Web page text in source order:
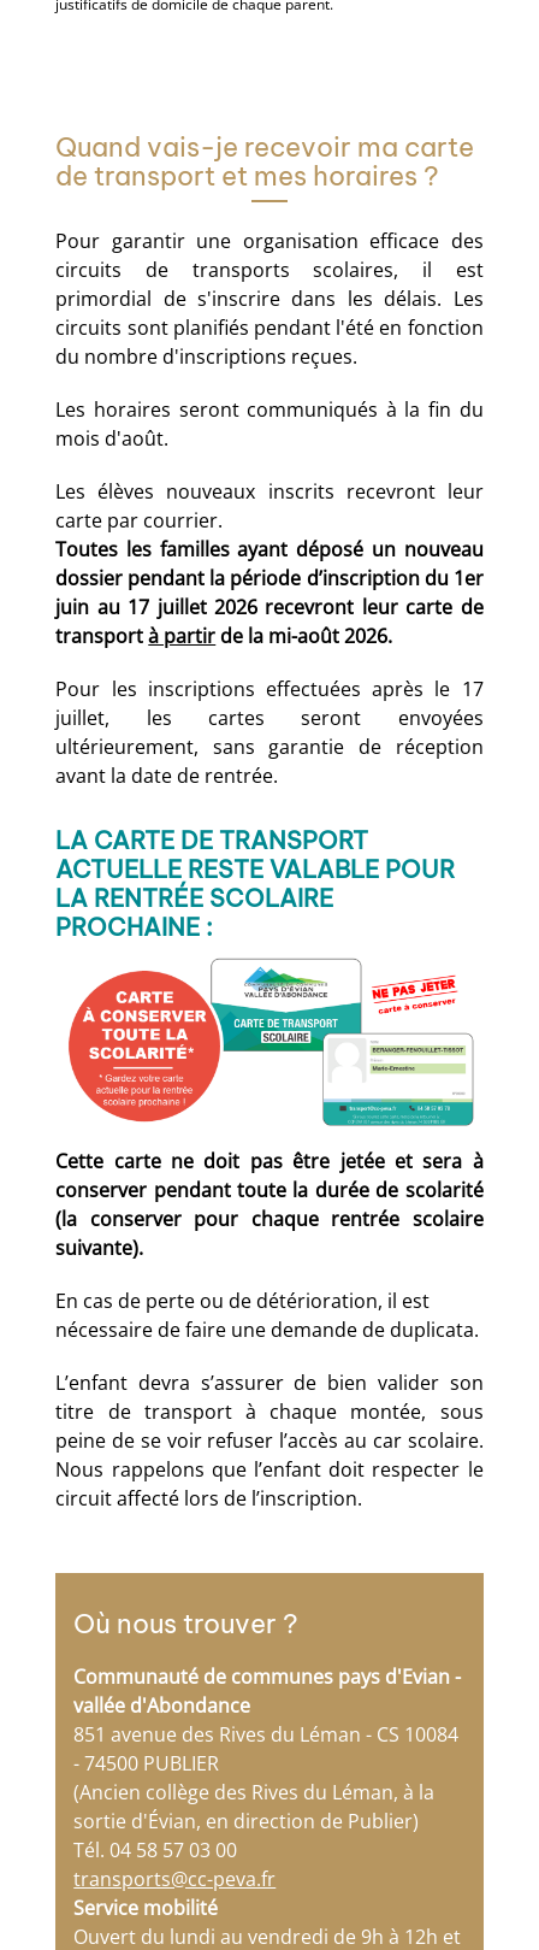
Quand vais-je recevoir ma carte
de transport et mes horaires ?
Pour garantir une organisation efficace des
circuits de transports scolaires, il est
primordial de s'inscrire dans les délais. Les
circuits sont planifiés pendant l'été en fonction
du nombre d'inscriptions reçues.
Les horaires seront communiqués à la fin du
mois d'août.
Les élèves nouveaux inscrits recevront leur
carte par courrier.
Toutes les familles ayant déposé un nouveau
dossier pendant la période d’inscription du 1er
juin au 17 juillet 2026 recevront leur carte de
transportà partir de la mi-août 2026.
Pour les inscriptions effectuées après le 17
juillet, les cartes seront envoyées
ultérieurement, sans garantie de réception
avant la date de rentrée.
LA CARTE DE TRANSPORT
ACTUELLE RESTE VALABLE POUR
LA RENTRÉE SCOLAIRE
PROCHAINE :
Cette carte ne doit pas être jetée et sera à
conserver pendant toute la durée de scolarité
(la conserver pour chaque rentrée scolaire
suivante).
En cas de perte ou de détérioration, il est
nécessaire de faire une demande de duplicata.
L’enfant devra s’assurer de bien valider son
titre de transport à chaque montée, sous
peine de se voir refuser l’accès au car scolaire.
Nous rappelons que l’enfant doit respecter le
circuit affecté lors de l’inscription.
Où nous trouver ?
Communauté de communes pays d'Evian -
vallée d'Abondance
851 avenue des Rives du Léman - CS 10084
- 74500 PUBLIER
(Ancien collège des Rives du Léman, à la
sortie d'Évian, en direction de Publier)
Tél. 04 58 57 03 00
transports@cc-peva.fr
Service mobilité
Ouvert du lundi au vendredi de 9h à 12h et